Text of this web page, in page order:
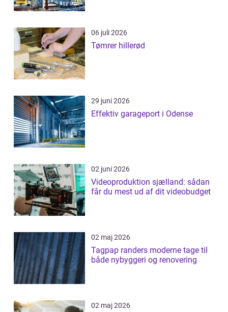
06 juli 2026
Tømrer hillerød
29 juni 2026
Effektiv garageport i Odense
02 juni 2026
Videoproduktion sjælland: sådan
får du mest ud af dit videobudget
02 maj 2026
Tagpap randers moderne tage til
både nybyggeri og renovering
02 maj 2026